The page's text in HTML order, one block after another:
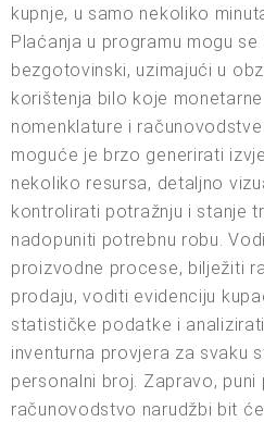
kupnje, u samo nekoliko
Plaćanja u programu mogu
bezgotovinski, uzimajući u
korištenja bilo koje
nomenklature i
moguće je brzo generirati
nekoliko resursa, detaljno
kontrolirati potražnju i stanje
nadopuniti potrebnu robu.
proizvodne procese, bilježiti
prodaju, voditi evidenciju
statističke podatke i
inventurna provjera za svaku
personalni broj. Zapravo,
računovodstvo narudžbi bit